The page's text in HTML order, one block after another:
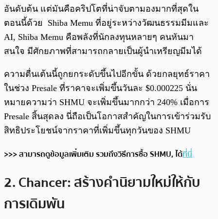
อันดับต้น แต่มันคือคริปโตที่น่าจับตามองมากที่สุดใน
ตอนนี้ด้วย Shiba Memu ที่อยู่ระหว่างวัฒนธรรมมีมและ
AI, Shiba Memu คือพลังที่นักลงทุนหลายๆ คนหันมา
สนใจ มีศักยภาพที่สามารถกลายเป็นผู้นำเหรียญมีมได้
ความตื่นเต้นนี้ถูกยกระดับขึ้นไปอีกขั้น ด้วยกลยุทธ์ราคา
ในช่วง Presale ที่ราคาจะเพิ่มขึ้นวันละ $0.000225 นั่น
หมายความว่า SHMU จะเพิ่มขึ้นมากกว่า 240% เมื่อการ
Presale สิ้นสุดลง นี่ถือเป็นโอกาสสำคัญในการเข้าร่วมรับ
สิทธิประโยชน์จากราคาที่เพิ่มขึ้นทุกวันของ SHMU
>>> สามารถดูข้อมูลเพิ่มเติม รวมถึงวิธีการซื้อ SHMU, ได้ที่นี่
2. Chancer: สร้างคำนิยามใหม่ให้กับ
การเดิมพัน